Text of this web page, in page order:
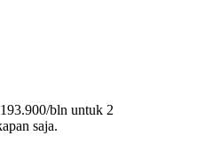
bln untuk 2
saja.